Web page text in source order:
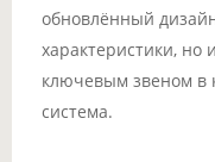
обновлённый
характеристики, но
ключевым звеном в
система.